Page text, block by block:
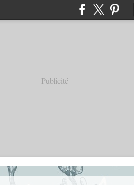
Publicité